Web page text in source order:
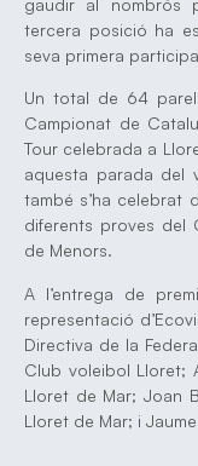
gaudir al nombrós
tercera posició ha
seva primera
Un total de 64
Campionat de
Tour celebrada a
aquesta parada del
també s’ha celebrat
diferents proves del
de Menors.
A l’entrega de
representació
Directiva de la
Club voleibol Lloret;
Lloret de Mar; Joan
Lloret de Mar; i